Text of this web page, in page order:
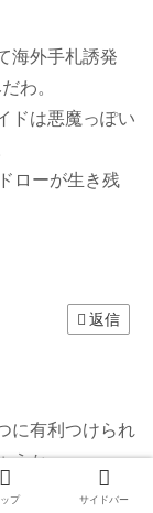
海外手札誘発
わ。
ドは悪魔っぽい
ローが生き残
返信
に有利つけられ
うか
２にレッドリブ
ップ サイドバー